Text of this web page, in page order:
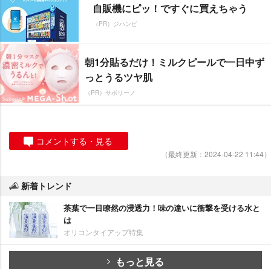
自販機にピッ！ですぐに買えちゃう
（PR）ジハンピ
朝1分貼るだけ！ミルクピールで一日中ず
っとうるツヤ肌
（PR）サボリーノ
コメントする・見る
（最終更新：2024-04-22 11:44）
新着トレンド
茶葉で一目瞭然の浸透力！味の違いに衝撃を受ける水と
は
オリコンタイアップ特集
もっと見る